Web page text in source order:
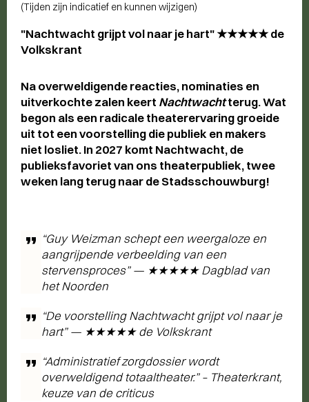
(Tijden zijn indicatief en kunnen wijzigen)
"Nachtwacht grijpt vol naar je hart" ★★★★★ de
Volkskrant
Na overweldigende reacties, nominaties en
uitverkochte zalen keert Nachtwachtterug. Wat
begon als een radicale theaterervaring groeide
uit tot een voorstelling die publiek en makers
niet losliet. In 2027 komt Nachtwacht, de
publieksfavoriet van ons theaterpubliek, twee
weken lang terug naar de Stadsschouwburg!
“Guy Weizman schept een weergaloze en
aangrijpende verbeelding van een
stervensproces” — ★★★★★ Dagblad van
het Noorden
“De voorstelling Nachtwacht grijpt vol naar je
hart” — ★★★★★ de Volkskrant
“Administratief zorgdossier wordt
overweldigend totaaltheater.” – Theaterkrant,
keuze van de criticus